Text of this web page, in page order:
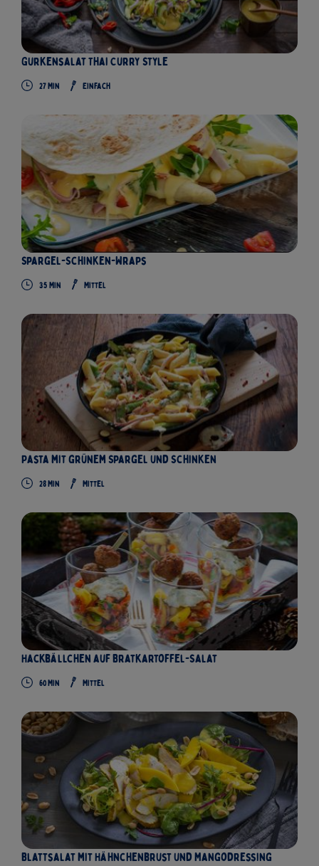
Gurkensalat Thai Curry Style
27Min Einfach
Spargel-Schinken-Wraps
35Min Mittel
Pasta mit grünem Spargel und Schinken
28Min Mittel
Hackbällchen auf Bratkartoffel-Salat
60Min Mittel
Blattsalat mit Hähnchenbrust und Mangodressing